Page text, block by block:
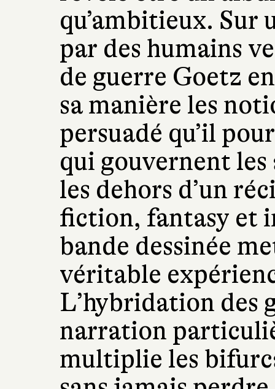
qu’ambitieux. Sur
par des humains
de guerre Goetz
sa manière les
persuadé qu’il
qui gouvernent les
les dehors d’un
fiction, fantasy et
bande dessinée
véritable
L’hybridation des
narration
multiplie les